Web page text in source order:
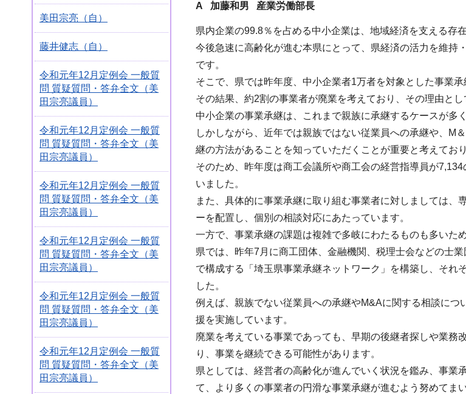
美田宗亮（自）
藤井健志（自）
令和元年12月定例会 一般質
問 質疑質問・答弁全文（美
田宗亮議員）
令和元年12月定例会 一般質
問 質疑質問・答弁全文（美
田宗亮議員）
令和元年12月定例会 一般質
問 質疑質問・答弁全文（美
田宗亮議員）
令和元年12月定例会 一般質
問 質疑質問・答弁全文（美
田宗亮議員）
令和元年12月定例会 一般質
問 質疑質問・答弁全文（美
田宗亮議員）
令和元年12月定例会 一般質
問 質疑質問・答弁全文（美
田宗亮議員）
A 加藤和男 産業労働部長
県内企業の99.8％を占める中小企業は、地域経済を支える存
今後急速に高齢化が進む本県にとって、県経済の活力を維持
です。
そこで、県では昨年度、中小企業者1万者を対象とした事業
その結果、約2割の事業者が廃業を考えており、その理由と
中小企業の事業承継は、これまで親族に承継するケースが多
しかしながら、近年では親族ではない従業員への承継や、M
継の方法があることを知っていただくことが重要と考えており
そのため、昨年度は商工会議所や商工会の経営指導員が
いました。
また、具体的に事業承継に取り組む事業者に対しましては
ーを配置し、個別の相談対応にあたっています。
一方で、事業承継の課題は複雑で多岐にわたるものも多いた
県では、昨年7月に商工団体、金融機関、税理士会などの士業
で構成する「埼玉県事業承継ネットワーク」を構築し、それ
した。
例えば、親族でない従業員への承継やM&Aに関する相談に
援を実施しています。
廃業を考えている事業であっても、早期の後継者探しや業務
り、事業を継続できる可能性があります。
県としては、経営者の高齢化が進んでいく状況を鑑み、事業
て、より多くの事業者の円滑な事業承継が進むよう努めてまい